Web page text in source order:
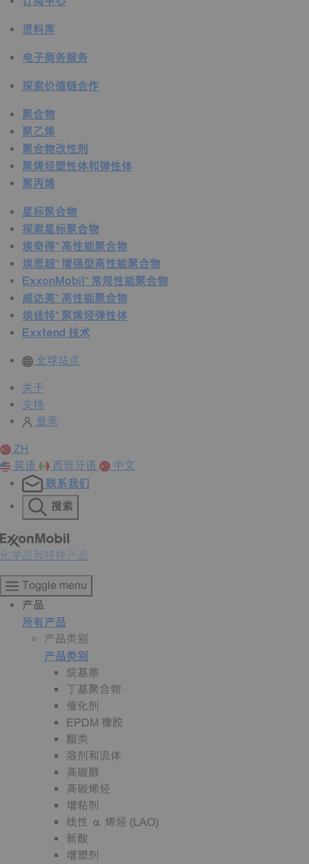
资料库
电子商务服务
探索价值链合作
聚合物
聚乙烯
聚合物改性剂
聚烯烃塑性体和弹性体
聚丙烯
星标聚合物
探索星标聚合物
埃奇得™ 高性能聚合物
埃思超™ 增强型高性能聚合物
ExxonMobil™ 常规性能聚合物
威达美™ 高性能聚合物
埃佳特™ 聚烯烃弹性体
Exxtend 技术
全球站点
关于
支持
登录
ZH
英语
西班牙语 中文
联系我们
搜索
化学品和特种产品
Toggle menu
产品
所有产品
产品类别
产品类别
烷基萘
丁基聚合物
催化剂
EPDM 橡胶
酯类
溶剂和流体
高碳醇
高碳烯烃
增粘剂
线性 α 烯烃 (LAO)
新酸
增塑剂